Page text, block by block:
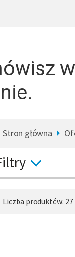
Stron główna
Liczba produktów: 27